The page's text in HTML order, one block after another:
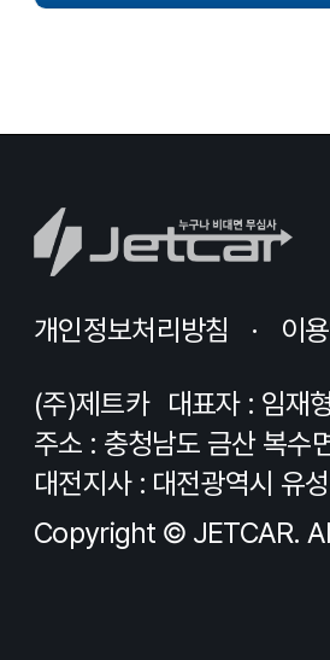
개인정보처리방침 이
(주)제트카 대표자 : 임재형
주소 : 충청남도 금산 복수
대전지사 : 대전광역시 유
Copyright © JETCAR.